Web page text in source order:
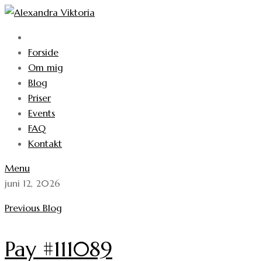
Skip
content
Forside
Om mig
Blog
Priser
Events
FAQ
Kontakt
Menu
juni 12, 2026
Previous Blog
Pay #111089